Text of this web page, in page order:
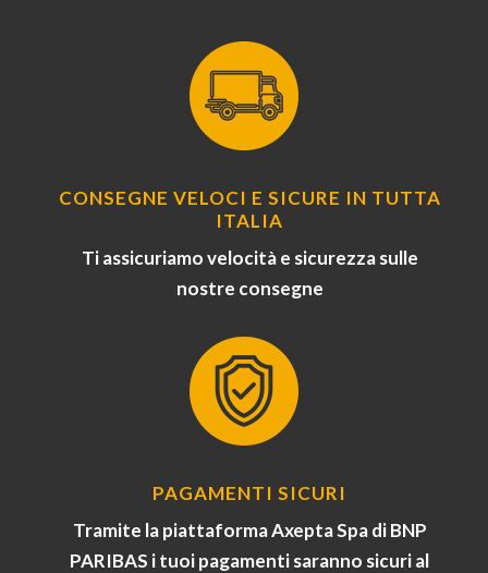
CONSEGNE VELOCI E SICURE IN TUTTA
ITALIA
Ti assicuriamo velocità e sicurezza sulle
nostre consegne
PAGAMENTI SICURI
Tramite la piattaforma Axepta Spa di BNP
PARIBAS i tuoi pagamenti saranno sicuri al